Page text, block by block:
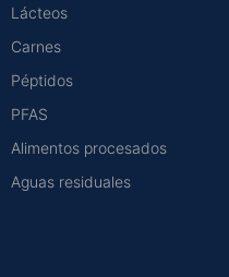
Lácteos
Carnes
Péptidos
PFAS
Alimentos procesados
Aguas residuales